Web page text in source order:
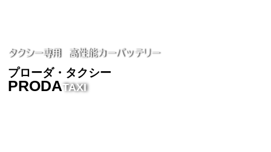
タクシー専用 高性能カーバッテリー
プローダ・タクシー
PRODATAXI